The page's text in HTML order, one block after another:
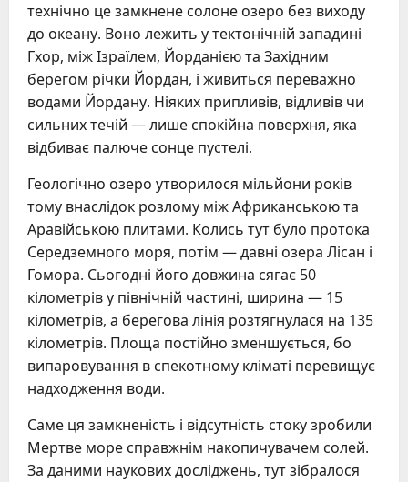
технічно це замкнене солоне озеро без виходу
до океану. Воно лежить у тектонічній западині
Гхор, між Ізраїлем, Йорданією та Західним
берегом річки Йордан, і живиться переважно
водами Йордану. Ніяких припливів, відливів чи
сильних течій — лише спокійна поверхня, яка
відбиває палюче сонце пустелі.
Геологічно озеро утворилося мільйони років
тому внаслідок розлому між Африканською та
Аравійською плитами. Колись тут було протока
Середземного моря, потім — давні озера Лісан і
Гомора. Сьогодні його довжина сягає 50
кілометрів у північній частині, ширина — 15
кілометрів, а берегова лінія розтягнулася на 135
кілометрів. Площа постійно зменшується, бо
випаровування в спекотному кліматі перевищує
надходження води.
Саме ця замкненість і відсутність стоку зробили
Мертве море справжнім накопичувачем солей.
За даними наукових досліджень, тут зібралося